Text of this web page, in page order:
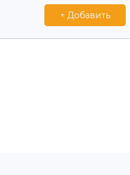
+ Добавить